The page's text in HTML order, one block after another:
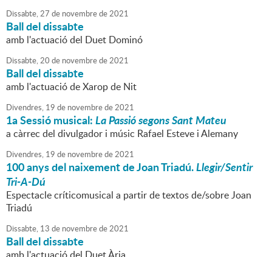
Dissabte,27 de novembrede2021
Ball del dissabte
amb l'actuació del Duet Dominó
Dissabte,20 de novembrede2021
Ball del dissabte
amb l'actuació de Xarop de Nit
Divendres, 19 de novembrede2021
1a Sessió musical:La Passió segons Sant Mateu
a càrrec del divulgador i músic Rafael Esteve i Alemany
Divendres, 19 de novembrede2021
100 anys del naixement de Joan Triadú.Llegir/Sentir
Tri-A-Dú
Espectacle críticomusical a partir de textos de/sobre Joan
Triadú
Dissabte, 13 de novembrede2021
Ball del dissabte